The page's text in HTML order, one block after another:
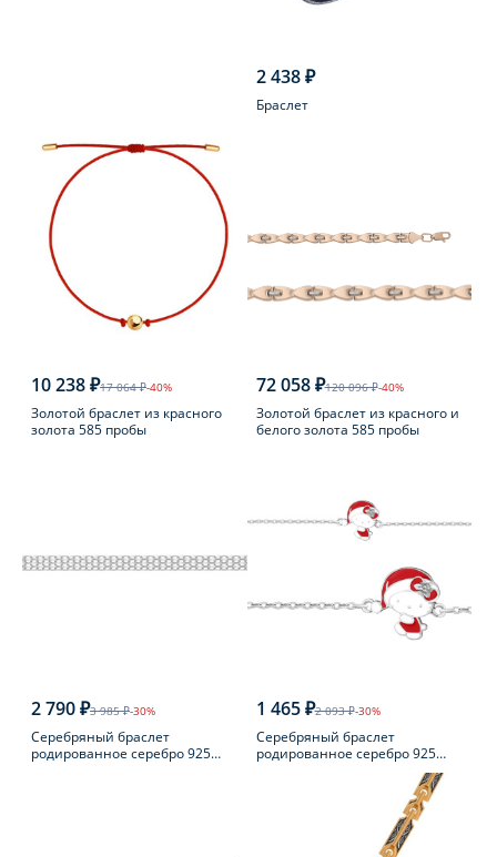
2 438 ₽
Браслет
10 238 ₽17 064 ₽-40%
Золотой браслет из красного
золота 585 пробы
72 058 ₽120 096 ₽-40%
Золотой браслет из красного и
белого золота 585 пробы
2 790 ₽3 985 ₽-30%
Серебряный браслет
родированное серебро 925
1 465 ₽2 093 ₽-30%
Серебряный браслет
родированное серебро 925